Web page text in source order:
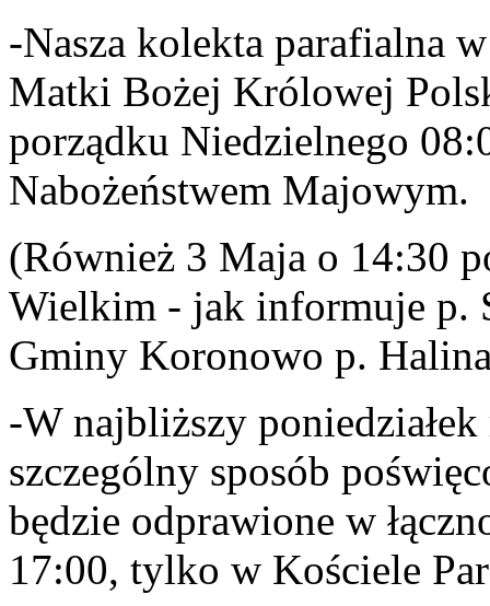
-Nasza kolekta parafialna
Matki Bożej Królowej
porządku Niedzielnego
Nabożeństwem Majowym.
(Również 3 Maja o 14:30
Wielkim - jak informuje p.
Gminy Koronowo p.
-W najbliższy
szczególny sposób
będzie odprawione w
17:00, tylko w Kościele